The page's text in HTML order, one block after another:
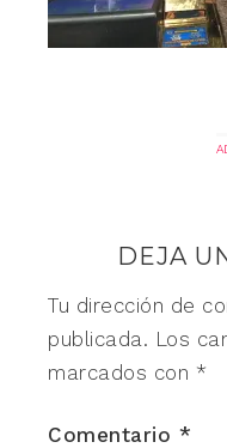
DEJA
Tu dirección de
publicada. Los
marcados con *
Comentario *